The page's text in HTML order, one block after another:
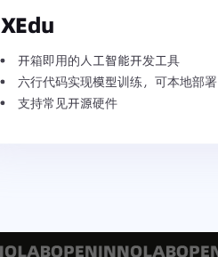
XEdu
开箱即用的人工智能开发工具
六行代码实现模型训练，可本地部署
支持常见开源硬件